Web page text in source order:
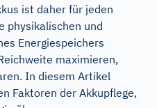
ist daher für jeden
physikalischen und
Energiespeichers
maximieren,
In diesem Artikel
Faktoren der Akkupflege,